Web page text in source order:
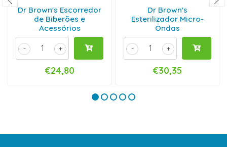
Dr Brown's Escorredor
de Biberões e
Acessórios
+
-
€24,80
Dr Brown's
Esterilizador Micro-
Ondas
+
-
€30,35